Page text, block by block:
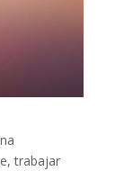
trabajar